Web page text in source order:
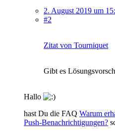
2. August 2019 um
#2
Zitat von Tourniquet
Gibt es
Hallo
hast Du die FAQ Warum
Push-Benachrichtigungen?